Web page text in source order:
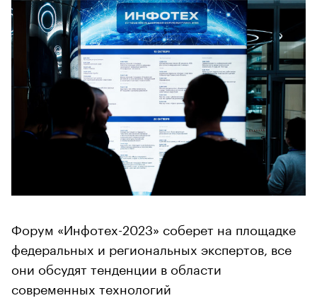
Форум «Инфотех-2023» соберет на площадке
федеральных и региональных экспертов, все
они обсудят тенденции в области
современных технологий